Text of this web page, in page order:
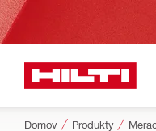
Domov Produkty